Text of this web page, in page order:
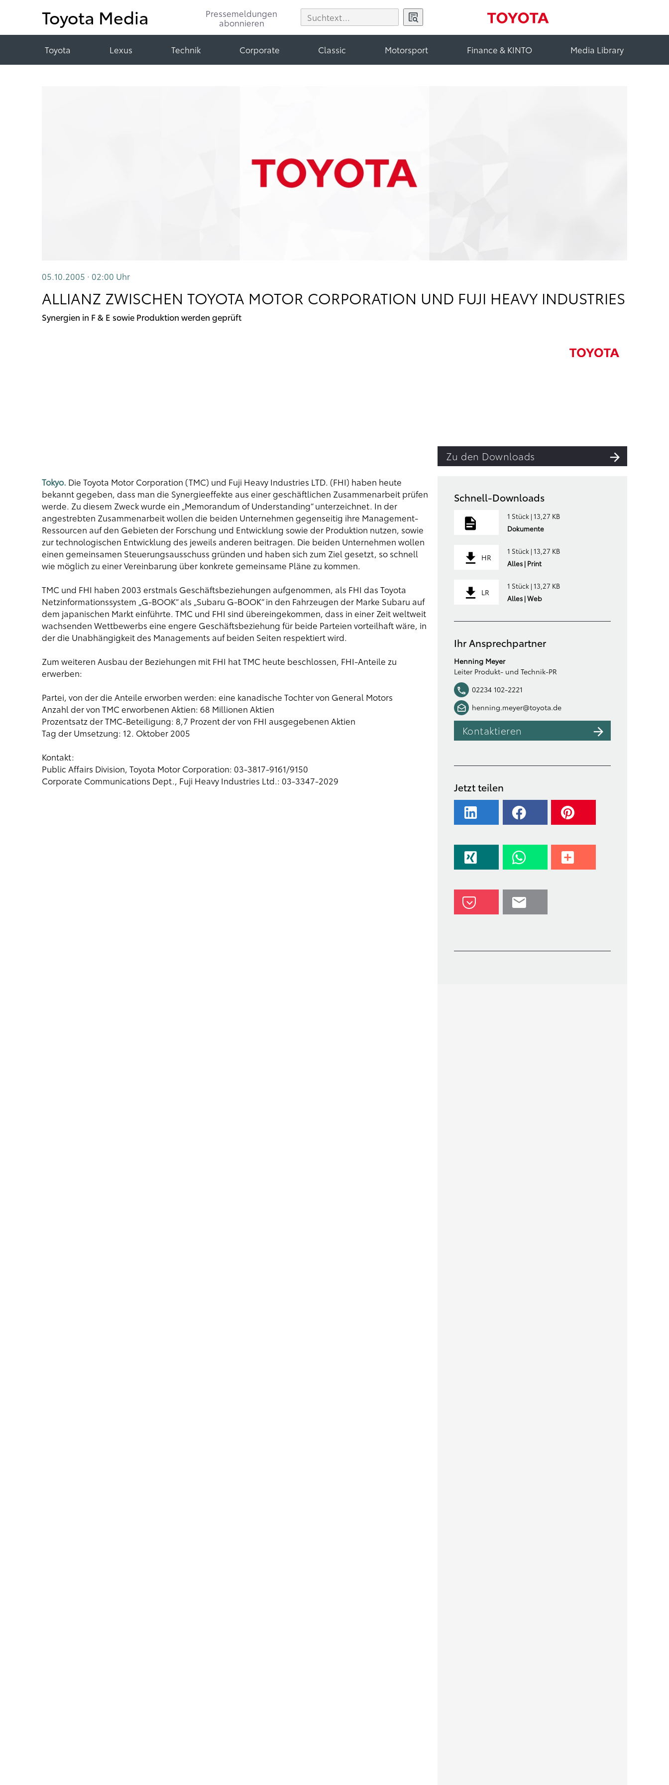
Toyota Media
Pressemeldungen
abonnieren
Toyota Lexus Technik Corporate Classic Motorsport Finance & KINTO Media Library
05.10.2005 · 02:00 Uhr
ALLIANZ ZWISCHEN TOYOTA MOTOR CORPORATION UND FUJI HEAVY INDUSTRIES
Synergien in F & E sowie Produktion werden geprüft
Zu den Downloads
Tokyo. Die Toyota Motor Corporation (TMC) und Fuji Heavy Industries LTD. (FHI) haben heute
bekannt gegeben, dass man die Synergieeffekte aus einer geschäftlichen Zusammenarbeit prüfen
werde. Zu diesem Zweck wurde ein „Memorandum of Understanding“ unterzeichnet. In der
angestrebten Zusammenarbeit wollen die beiden Unternehmen gegenseitig ihre Management-
Ressourcen auf den Gebieten der Forschung und Entwicklung sowie der Produktion nutzen, sowie
zur technologischen Entwicklung des jeweils anderen beitragen. Die beiden Unternehmen wollen
einen gemeinsamen Steuerungsausschuss gründen und haben sich zum Ziel gesetzt, so schnell
wie möglich zu einer Vereinbarung über konkrete gemeinsame Pläne zu kommen.
TMC und FHI haben 2003 erstmals Geschäftsbeziehungen aufgenommen, als FHI das Toyota
Netzinformationssystem „G-BOOK“ als „Subaru G-BOOK“ in den Fahrzeugen der Marke Subaru auf
dem japanischen Markt einführte. TMC und FHI sind übereingekommen, dass in einer Zeit weltweit
wachsenden Wettbewerbs eine engere Geschäftsbeziehung für beide Parteien vorteilhaft wäre, in
der die Unabhängigkeit des Managements auf beiden Seiten respektiert wird.
Zum weiteren Ausbau der Beziehungen mit FHI hat TMC heute beschlossen, FHI-Anteile zu
erwerben:
Partei, von der die Anteile erworben werden: eine kanadische Tochter von General Motors
Anzahl der von TMC erworbenen Aktien: 68 Millionen Aktien
Prozentsatz der TMC-Beteiligung: 8,7 Prozent der von FHI ausgegebenen Aktien
Tag der Umsetzung: 12. Oktober 2005
Kontakt:
Public Affairs Division, Toyota Motor Corporation: 03-3817-9161/9150
Corporate Communications Dept., Fuji Heavy Industries Ltd.: 03-3347-2029
Schnell-Downloads
1 Stück | 13,27 KB
Dokumente
HR
1 Stück | 13,27 KB
Alles | Print
LR
1 Stück | 13,27 KB
Alles | Web
Ihr Ansprechpartner
Henning Meyer
Leiter Produkt- und Technik-PR
02234 102-2221
henning.meyer@toyota.de
Kontaktieren
Jetzt teilen